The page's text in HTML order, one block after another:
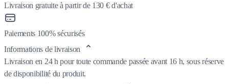
Livraison gratuite à partir de 130 € d'achat
Paiements 100% sécurisés
Informations de livraison
Livraison en 24 h pour toute commande passée avant 16 h, sous réserve
de disponibilité du produit.